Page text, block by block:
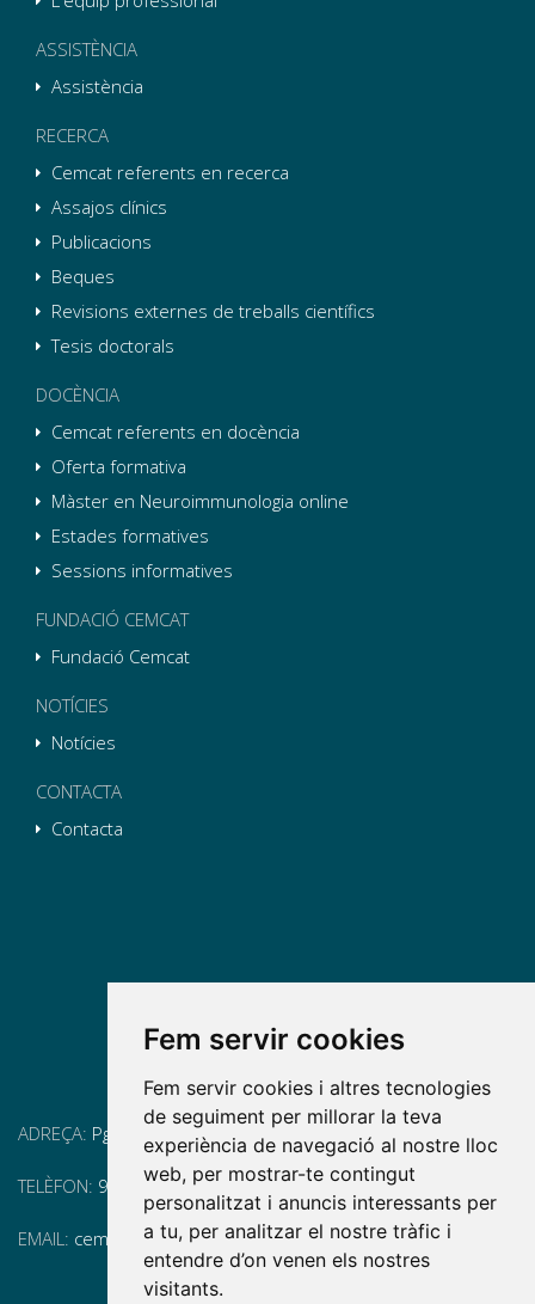
Fem servir cookies
Fem servir cookies i altres tecnologies
de seguiment per millorar la teva
experiència de navegació al nostre lloc
web, per mostrar-te contingut
personalitzat i anuncis interessants per
a tu, per analitzar el nostre tràfic i
entendre d’on venen els nostres
visitants.
ASSISTÈNCIA
Assistència
RECERCA
Cemcat referents en recerca
Assajos clínics
Publicacions
Beques
Revisions externes de treballs científics
Tesis doctorals
DOCÈNCIA
Cemcat referents en docència
Oferta formativa
Màster en Neuroimmunologia online
Estades formatives
Sessions informatives
FUNDACIÓ CEMCAT
Fundació Cemcat
NOTÍCIES
Notícies
CONTACTA
Contacta
ADREÇA: Pg. Vall d'Hebron, 119-129, 08035 Barcelona
TELÈFON: 93 175 15 55
EMAIL: cem-cat@cem-cat.org